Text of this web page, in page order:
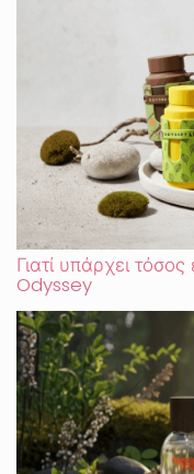
Γιατί υπάρχει
Odyssey